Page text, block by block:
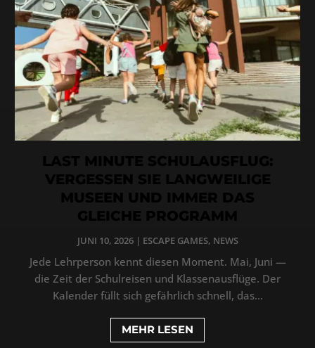
JUNI 10, 2026| ESCAPE GAMES, NEWS
Jede Lehrperson kennt diesen Moment. Mai, Juni —
die Zeit der Schulreisen und Klassenausflüge. Der
Kalender füllt sich gefährlich schnell, das...
MEHR LESEN